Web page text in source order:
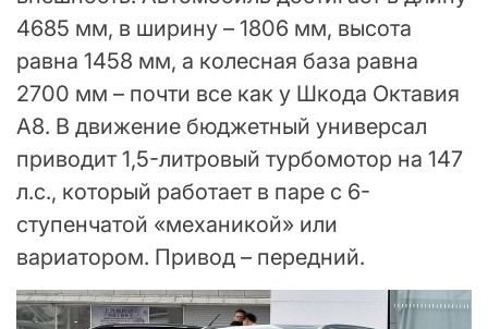
4685 мм, в ширину – 1806 мм, высота
равна 1458 мм, а колесная база равна
2700 мм – почти все как у Шкода Октавия
А8. В движение бюджетный универсал
приводит 1,5-литровый турбомотор на 147
л.с., который работает в паре с 6-
ступенчатой «механикой» или
вариатором. Привод – передний.